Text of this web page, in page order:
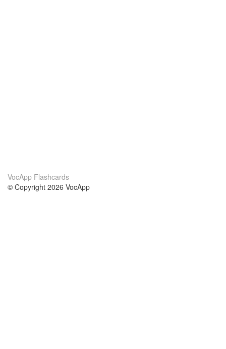
VocApp Flashcards
© Copyright 2026 VocApp